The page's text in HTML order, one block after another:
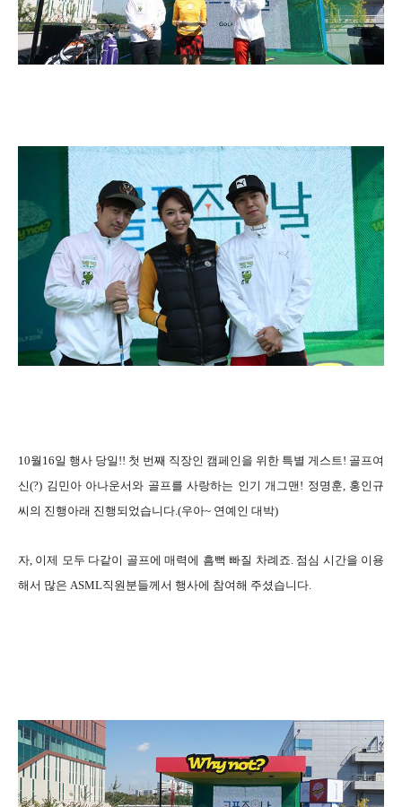
10월16일 행사 당일!! 첫 번째 직장인 캠페인을 위한 특별 게스트! 골프여
신(?) 김민아 아나운서와 골프를 사랑하는 인기 개그맨! 정명훈, 홍인규
씨의 진행아래 진행되었습니다.(우아~ 연예인 대박)
자, 이제 모두 다같이 골프에 매력에 흠뻑 빠질 차례죠. 점심 시간을 이용
해서 많은 ASML직원분들께서 행사에 참여해 주셨습니다.